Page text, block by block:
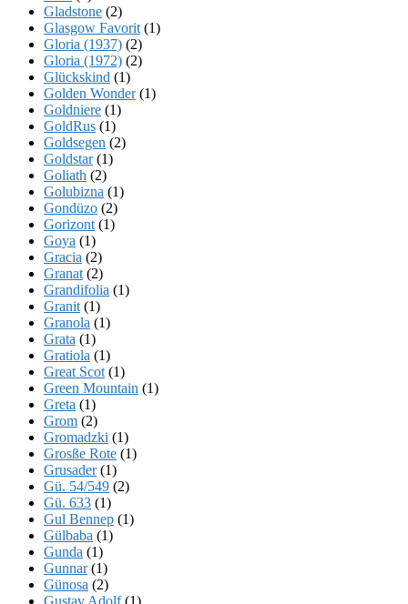
Gladstone (2)
Glasgow Favorit (1)
Gloria (1937) (2)
Gloria (1972) (2)
Glückskind (1)
Golden Wonder(1)
Goldniere (1)
GoldRus (1)
Goldsegen (2)
Goldstar(1)
Goliath (2)
Golubizna (1)
Gondüzo (2)
Gorizont (1)
Goya (1)
Gracia (2)
Granat (2)
Grandifolia (1)
Granit (1)
Granola (1)
Grata (1)
Gratiola (1)
Great Scot (1)
Green Mountain (1)
Greta (1)
Grom (2)
Gromadzki (1)
Grosße Rote (1)
Grusader(1)
Gü. 54/549 (2)
Gü. 633 (1)
Gul Bennep (1)
Gülbaba (1)
Gunda (1)
Gunnar(1)
Günosa (2)
Gustav Adolf(1)